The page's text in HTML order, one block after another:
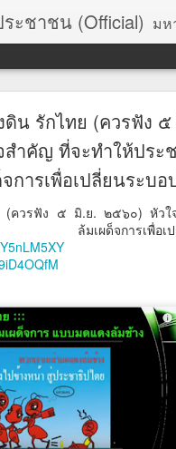
ะชาชน (Official) มหาวิทยาลัยประชาชน เพื่อการปฏิวัติป
ดิน รักไทย (ควรฟัง
สำคัญ ที่จะทำให้ประ
จการเพื่อเปลี่ยนระบอ
(ควรฟัง ๕ มิ.ย. ๒๕๖๐) หัวใ
ด็จการเพื่อเปลี่ยน